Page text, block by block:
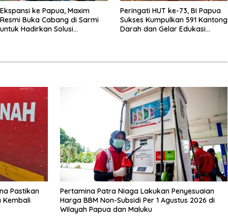
Ekspansi ke Papua, Maxim
Resmi Buka Cabang di Sarmi
untuk Hadirkan Solusi
Peringati HUT ke-73, BI Papua
Sukses Kumpulkan 591 Kantong
Darah dan Gelar Edukasi
Pastikan
Kembali
Pertamina Patra Niaga Lakukan Penyesuaian
Harga BBM Non-Subsidi Per 1 Agustus 2026 di
Wilayah Papua dan Maluku